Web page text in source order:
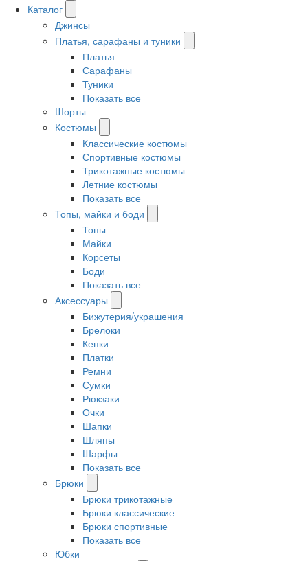
Каталог
Джинсы
Платья, сарафаны и туники
Платья
Сарафаны
Туники
Показать все
Шорты
Костюмы
Классические костюмы
Спортивные костюмы
Трикотажные костюмы
Летние костюмы
Показать все
Топы, майки и боди
Топы
Майки
Корсеты
Боди
Показать все
Аксессуары
Бижутерия/украшения
Брелоки
Кепки
Платки
Ремни
Сумки
Рюкзаки
Очки
Шапки
Шляпы
Шарфы
Показать все
Брюки
Брюки трикотажные
Брюки классические
Брюки спортивные
Показать все
Юбки